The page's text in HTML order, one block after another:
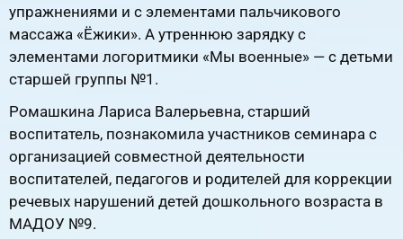
упражнениями и с элементами пальчикового
массажа «Ёжики». А утреннюю зарядку с
элементами логоритмики «Мы военные» — с детьми
старшей группы №1.
Ромашкина Лариса Валерьевна, старший
воспитатель, познакомила участников семинара с
организацией совместной деятельности
воспитателей, педагогов и родителей для коррекции
речевых нарушений детей дошкольного возраста в
МАДОУ №9.